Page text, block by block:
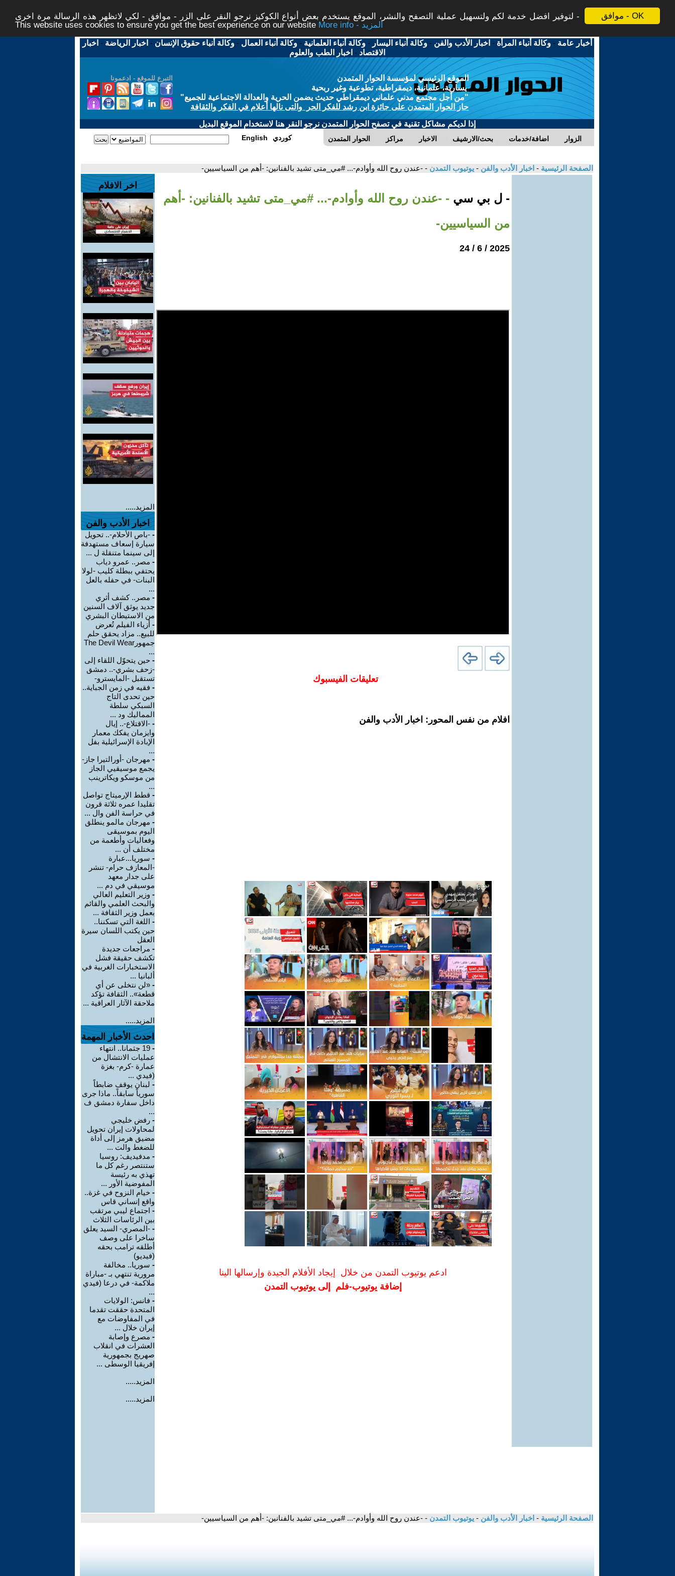
موافق - OK
لتوفير افضل خدمة لكم ولتسهيل عملية التصفح والنشر، الموقع يستخدم بعض أنواع الكوكيز نرجو النقر على الزر - موافق - لكي لاتظهر هذه الرسالة مرة اخرى -
This website uses cookies to ensure you get the best experience on our website
More info - المزيد
أخبار عامة -وكالة أنباء المرأة - اخبار الأدب والفن -وكالة أنباء اليسار -وكالة أنباء العلمانية -وكالة أنباء العمال -وكالة أنباء حقوق الإنسان - اخبار الرياضة - اخبار
الاقتصاد - اخبار الطب والعلوم
التبرع للموقع - ادعمونا
الموقع الرئيسي لمؤسسة الحوار المتمدن
يسارية، علمانية، ديمقراطية، تطوعية وغير ربحية
"من أجل مجتمع مدني علماني ديمقراطي حديث يضمن الحرية والعدالة الاجتماعية للجميع"
حاز الحوار المتمدن على جائزة ابن رشد للفكر الحر والتى نالها أعلام في الفكر والثقافة
إذا لديكم مشاكل تقنية في تصفح الحوار المتمدن نرجو النقر هنا لاستخدام الموقع البديل
الحوار المتمدن مراكز الاخبار بحث/الارشيف اضافة/خدمات الزوار English كوردي
الصفحة الرئيسية - اخبار الأدب والفن - يوتيوب التمدن - -عندن روح الله وأوادم-... #مي_متى تشيد بالفنانين: -أهم من السياسيين-
- ل بي سي - -عندن روح الله وأوادم-... #مي_متى تشيد بالفنانين: -أهم
من السياسيين-
2025 / 6 / 24
تعليقات الفيسبوك
افلام من نفس المحور: اخبار الأدب والفن
ادعم يوتيوب التمدن من خلال إيجاد الأفلام الجيدة وإرسالها الينا
إضافة يوتيوب-فلم إلى يوتيوب التمدن
اخر الافلام
المزيد.....
اخبار الأدب والفن
- -باص الأحلام-.. تحويل
سيارة إسعاف مستهدفة
إلى سينما متنقلة ل ...
- مصر.. عمرو دياب
يحتفي ببطلة كليب -لولا
البنات- في حفله بالعل
...
- مصر.. كشف أثري
جديد يوثق آلاف السنين
من الاستيطان البشري
- أزياء الفيلم تُعرض
للبيع.. مزاد يحقق حلم
جمهورThe Devil Wear
...
- حين يتحوّل اللقاء إلى
-زحف بشري-.. دمشق
تستقبل -المايسترو-
- فقيه في زمن الجباية..
حين تحدى التاج
السبكي سلطة
المماليك ود ...
- -الاقتلاع-.. إيال
وايزمان يفكك معمار
الإبادة الإسرائيلية بفل
...
- مهرجان -أورالتيرا جاز-
يجمع موسيقيي الجاز
من موسكو ويكاترينب
...
- قطط الإرميتاج تواصل
تقليدا عمره ثلاثة قرون
في حراسة الفن وال ...
- مهرجان مالمو ينطلق
اليوم بموسيقى
وفعاليات وأطعمة من
مختلف أن ...
- سوريا...عبارة
-المعازف حرام- تنشر
على جدار معهد
موسيقي في دم ...
- وزير التعليم العالي
والبحث العلمي والقائم
بعمل وزير الثقافة ...
- اللغة التي تسكننا..
حين يكتب اللسان سيرة
العقل
- مراجعات جديدة
تكشف حقيقة فشل
الاستخبارات الغربية في
ألبانيا ...
- «لن نتخلى عن أي
قطعة».. الثقافة تؤكد
ملاحقة الآثار العراقية ...
المزيد.....
احدث الأخبار المهمة
-
19 جثمانا.. انتهاء
عمليات الانتشال من
عمارة -كرم- بغزة
(فيدي ...
- لبنان يوقف ضابطاً
سورياً سابقاً.. ماذا جرى
داخل سفارة دمشق ف
...
- رفض خليجي
لمحاولات إيران تحويل
مضيق هرمز إلى أداة
للضغط والت ...
- مدفيديف: روسيا
ستنتصر رغم كل ما
تهذي به رئيسة
المفوضية الأور ...
- خيام النزوح في غزة..
واقع إنساني قاس
- اجتماع ليبي مرتقب
بين الرئاسات الثلاث
- -المصري- السيد يعلق
ساخرا على وصف
أطلقه ترامب بحقه
(فيديو)
- سوريا.. مخالفة
مرورية تنتهي بـ -مباراة
ملاكمة- في درعا (فيدي
...
- فانس: الولايات
المتحدة حققت تقدما
في المفاوضات مع
إيران خلال ...
- مصرع وإصابة
العشرات في انقلاب
صهريج بجمهورية
إفريقيا الوسطى ...
المزيد.....
المزيد.....
الصفحة الرئيسية - اخبار الأدب والفن - يوتيوب التمدن - -عندن روح الله وأوادم-... #مي_متى تشيد بالفنانين: -أهم من السياسيين-